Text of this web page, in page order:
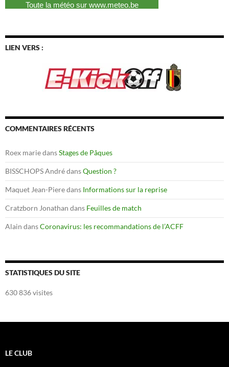
LIEN VERS :
COMMENTAIRES RÉCENTS
Roex mariedansStages de Pâques
BISSCHOPS AndrédansQuestion ?
Maquet Jean-Pieredans Informations sur la reprise
Cratzborn Jonathan dans Feuilles de match
Alain dansCoronavirus: les recommandations de l’ACFF
STATISTIQUES DU SITE
630 836 visites
LE CLUB